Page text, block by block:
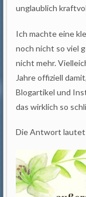
unglaublich
Ich machte eine
noch nicht so viel
nicht mehr.
Jahre offiziell
Blogartikel und
das wirklich so
Die Antwort lautet